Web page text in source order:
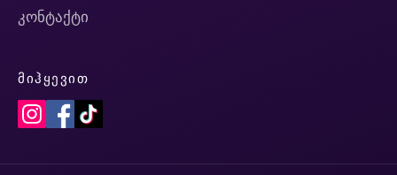
კონტაქტი
ᲛᲘᲰᲧᲔᲕᲘᲗ